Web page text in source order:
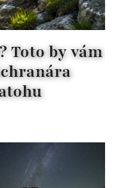
Toto by vám